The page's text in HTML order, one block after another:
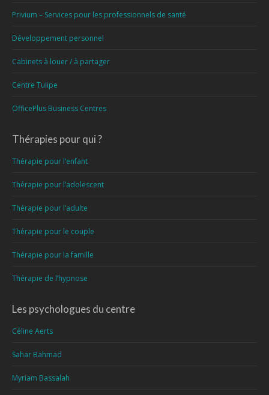
Privium – Services pour les professionnels de santé
Développement personnel
Cabinets à louer / à partager
Centre Tulipe
OfficePlus Business Centres
Thérapies pour qui ?
Thérapie pour l’enfant
Thérapie pour l’adolescent
Thérapie pour l’adulte
Thérapie pour le couple
Thérapie pour la famille
Thérapie de l’hypnose
Les psychologues du centre
Céline Aerts
Sahar Bahmad
Myriam Bassalah